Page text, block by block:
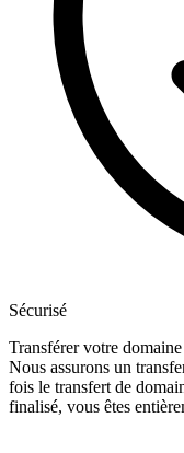
Sécurisé
Transférer votre
Nous assurons un
fois le transfert de
finalisé, vous êtes